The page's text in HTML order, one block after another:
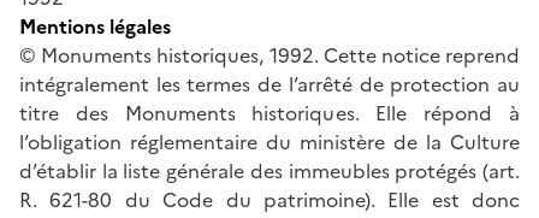
Mentions légales
© Monuments historiques, 1992. Cette notice reprend
intégralement les termes de l’arrêté de protection au
titre des Monuments historiques. Elle répond à
l’obligation réglementaire du ministère de la Culture
d’établir la liste générale des immeubles protégés (art.
R. 621-80 du Code du patrimoine). Elle est donc